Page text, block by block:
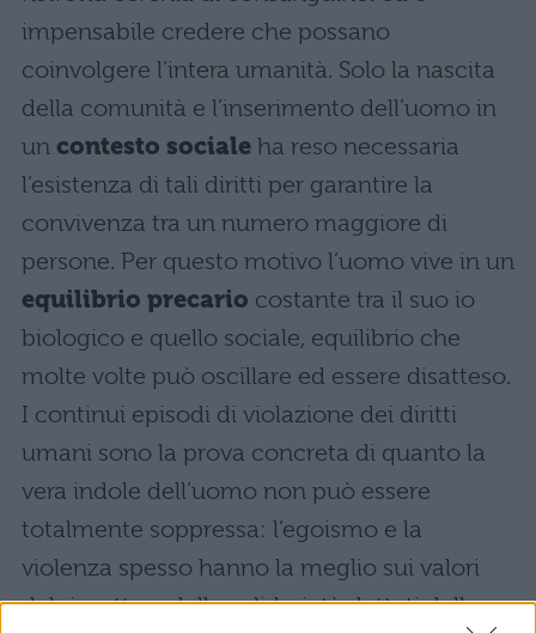
impensabile credere che possano
coinvolgere l’intera umanità. Solo la nascita
della comunità e l’inserimento dell’uomo in
un contesto sociale ha reso necessaria
l’esistenza di tali diritti per garantire la
convivenza tra un numero maggiore di
persone. Per questo motivo l’uomo vive in un
equilibrio precario costante tra il suo io
biologico e quello sociale, equilibrio che
molte volte può oscillare ed essere disatteso.
I continui episodi di violazione dei diritti
umani sono la prova concreta di quanto la
vera indole dell’uomo non può essere
totalmente soppressa: l’egoismo e la
violenza spesso hanno la meglio sui valori
del rispetto e della solidarietà dettati dalle